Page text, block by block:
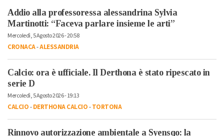
Addio alla professoressa alessandrina Sylvia
Martinotti: “Faceva parlare insieme le arti”
Mercoledì, 5 Agosto 2026 - 20:58
CRONACA-ALESSANDRIA
Calcio: ora è ufficiale. Il Derthona è stato ripescato in
serie D
Mercoledì, 5 Agosto 2026 - 19:13
CALCIO-DERTHONA CALCIO-TORTONA
Rinnovo autorizzazione ambientale a Syensqo: la